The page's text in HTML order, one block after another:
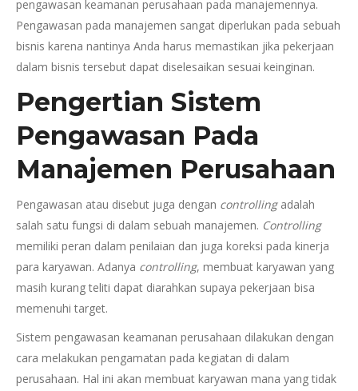
pengawasan keamanan perusahaan pada manajemennya.
Pengawasan pada manajemen sangat diperlukan pada sebuah
bisnis karena nantinya Anda harus memastikan jika pekerjaan
dalam bisnis tersebut dapat diselesaikan sesuai keinginan.
Pengertian Sistem
Pengawasan Pada
Manajemen Perusahaan
Pengawasan atau disebut juga dengan controllingadalah
salah satu fungsi di dalam sebuah manajemen. Controlling
memiliki peran dalam penilaian dan juga koreksi pada kinerja
para karyawan. Adanya controlling, membuat karyawan yang
masih kurang teliti dapat diarahkan supaya pekerjaan bisa
memenuhi target.
Sistem pengawasan keamanan perusahaan dilakukan dengan
cara melakukan pengamatan pada kegiatan di dalam
perusahaan. Hal ini akan membuat karyawan mana yang tidak